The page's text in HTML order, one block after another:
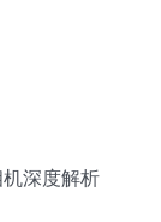
深度解析